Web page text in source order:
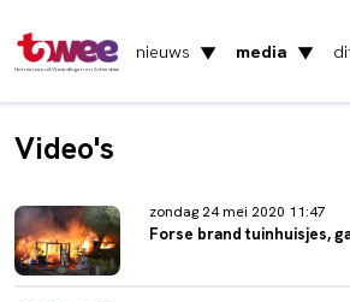
Het nieuws uit Vlaardingen en Schiedam
nieuws ▼ media ▼
Video's
zondag 24 mei 2020 11:47
Forse brand tuinhuisjes,